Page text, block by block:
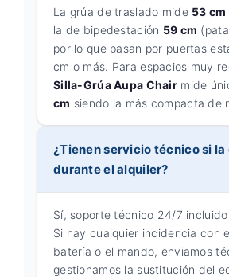
La grúa de traslado mide 53 cm
la de bipedestación 59 cm
por lo que pasan por puertas
cm o más. Para espacios muy
Silla-Grúa Aupa Chair mide
cm siendo la más compacta de
¿Tienen servicio técnico si la
durante el alquiler?
Sí, soporte técnico 24/7
Si hay cualquier incidencia con
batería o el mando, enviamos
gestionamos la sustitución del